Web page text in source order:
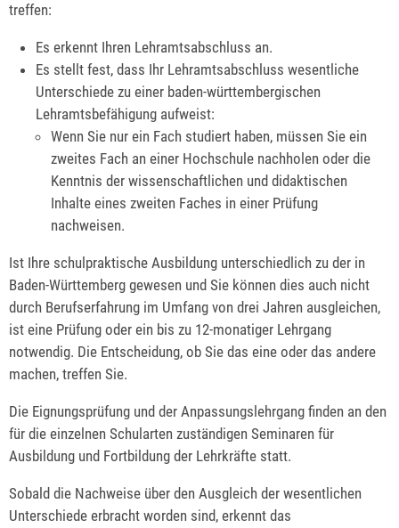
treffen:
Es erkennt Ihren Lehramtsabschluss an.
Es stellt fest, dass Ihr Lehramtsabschluss wesentliche
Unterschiede zu einer baden-württembergischen
Lehramtsbefähigung aufweist:
Wenn Sie nur ein Fach studiert haben, müssen Sie ein
zweites Fach an einer Hochschule nachholen oder die
Kenntnis der wissenschaftlichen und didaktischen
Inhalte eines zweiten Faches in einer Prüfung
nachweisen.
Ist Ihre schulpraktische Ausbildung unterschiedlich zu der in
Baden-Württemberg gewesen und Sie können dies auch nicht
durch Berufserfahrung im Umfang von drei Jahren ausgleichen,
ist eine Prüfung oder ein bis zu 12-monatiger Lehrgang
notwendig. Die Entscheidung, ob Sie das eine oder das andere
machen, treffen Sie.
Die Eignungsprüfung und der Anpassungslehrgang finden an den
für die einzelnen Schularten zuständigen Seminaren für
Ausbildung und Fortbildung der Lehrkräfte statt.
Sobald die Nachweise über den Ausgleich der wesentlichen
Unterschiede erbracht worden sind, erkennt das